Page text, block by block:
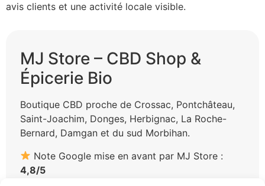
avis clients et une activité locale visible.
MJ Store – CBD Shop &
Épicerie Bio
Boutique CBD proche de Crossac, Pontchâteau,
Saint-Joachim, Donges, Herbignac, La Roche-
Bernard, Damgan et du sud Morbihan.
Note Google mise en avant par MJ Store :
4,8/5